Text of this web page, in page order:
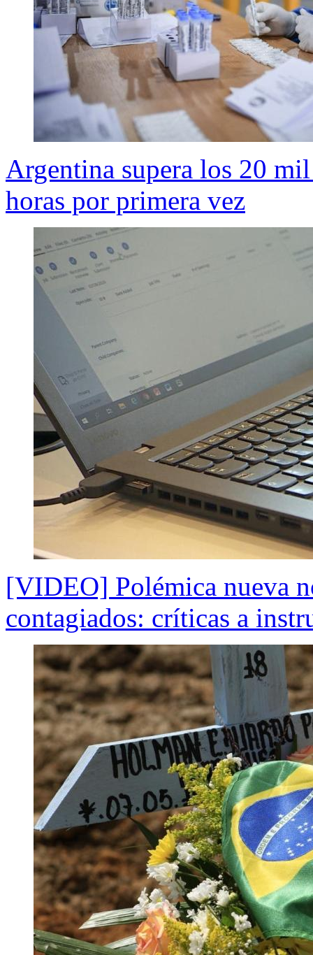
Argentina supera los 20
horas por primera vez
[VIDEO] Polémica nueva
contagiados: críticas a